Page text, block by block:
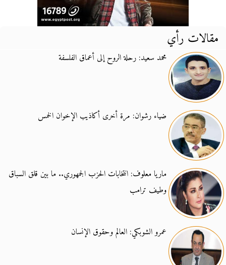
مقالات رأي
محمد سعيد: رحلة الروح إلى أعماق الفلسفة
ضياء رشوان: مرة أخرى أكاذيب الإخوان الخمس
ماريا معلوف: انتخابات الحزب الجمهوري.. ما بين قلق السباق
وطيف ترامب
عمرو الشوبكي: العالم وحقوق الإنسان